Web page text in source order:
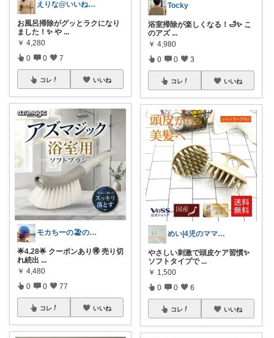
えりな@いいね100%バック💓
お風呂掃除がグッとラクになり
ました！✨ や ...
￥ 4,280
0 0 7
コレ いいね
モカちーの🏖️のんびりライフ🐈✨
🌟4.28🌟 クーポンあり🉐 売り切
れ続出 ...
￥ 4,480
0 0 77
コレ いいね
Tocky
浴室掃除が楽しくなる！🛁✨ こ
のアズ ...
￥ 4,980
0 0 3
コレ いいね
めい|4児のママおすすめ
やさしい刺激で頭皮ケア習慣✨
ソフトタイプで ...
￥ 1,500
0 0 6
コレ いいね